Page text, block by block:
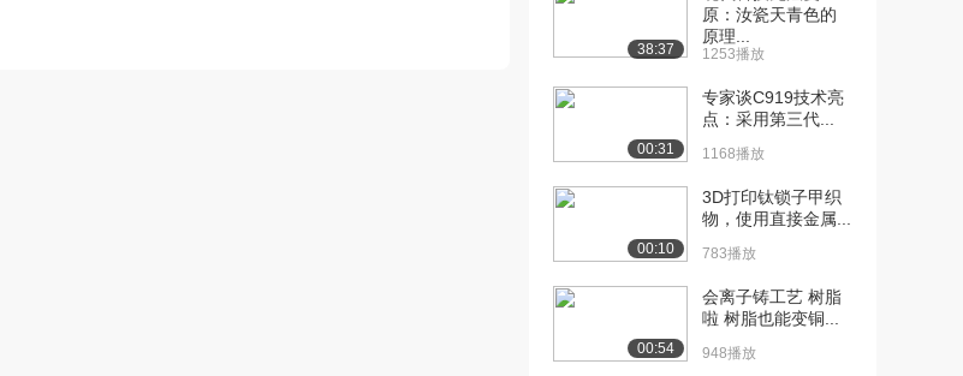
[15] 纳米生物医用材料
4596播放
13:29
38:37
原：汝瓷天青色的
原理...
1253播放
00:31
专家谈C919技术亮
点：采用第三代...
1168播放
00:10
3D打印钛锁子甲织
物，使用直接金属...
783播放
00:54
会离子铸工艺 树脂
啦 树脂也能变铜...
948播放